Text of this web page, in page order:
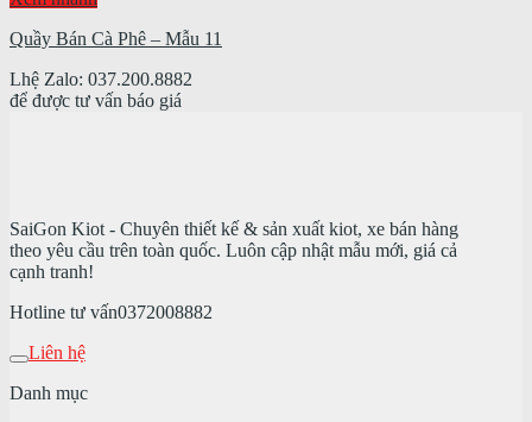
Quầy Bán Cà Phê – Mẫu 11
Lhệ Zalo: 037.200.8882
để được tư vấn báo giá
SaiGon Kiot - Chuyên thiết kế & sản xuất kiot, xe bán hàng
theo yêu cầu trên toàn quốc. Luôn cập nhật mẫu mới, giá cả
cạnh tranh!
Hotline tư vấn0372008882
Liên hệ
Danh mục